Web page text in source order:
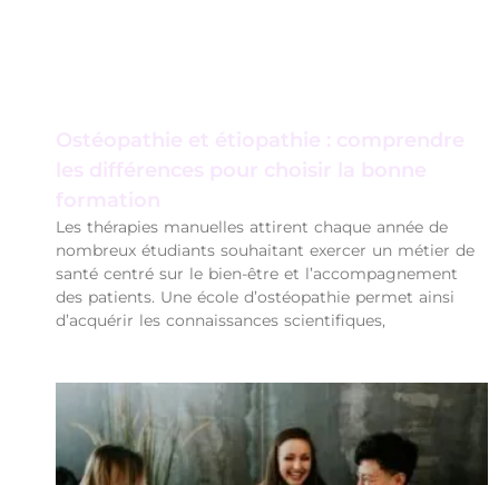
Ostéopathie et étiopathie : comprendre
les différences pour choisir la bonne
formation
Les thérapies manuelles attirent chaque année de
nombreux étudiants souhaitant exercer un métier de
santé centré sur le bien-être et l’accompagnement
des patients. Une école d’ostéopathie permet ainsi
d’acquérir les connaissances scientifiques,